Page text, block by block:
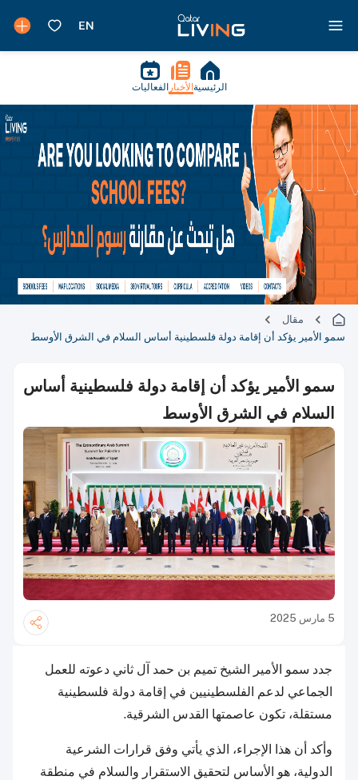
الرئيسية الأخبار الفعاليات
مقال
سمو الأمير يؤكد أن إقامة دولة فلسطينية أساس السلام في الشرق الأوسط
سمو الأمير يؤكد أن إقامة دولة فلسطينية أساس
السلام في الشرق الأوسط
5 مارس 2025
جدد سمو الأمير الشيخ تميم بن حمد آل ثاني دعوته للعمل
الجماعي لدعم الفلسطينيين في إقامة دولة فلسطينية
مستقلة، تكون عاصمتها القدس الشرقية.
وأكد أن هذا الإجراء، الذي يأتي وفق قرارات الشرعية
الدولية، هو الأساس لتحقيق الاستقرار والسلام في منطقة